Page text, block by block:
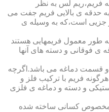
لس به نظر
حدقه ی بالایی فریم جفت می
جزیی است،که به وسیله ی
طور معمول فریمهایی هستند
ی فوقانی و دسته های آنها
و قسمت دماغه می باشد.اگرچه
فریم با ترکیب فلز و
و دسته و دماغه ی فلزی
کسانی ساخته شده